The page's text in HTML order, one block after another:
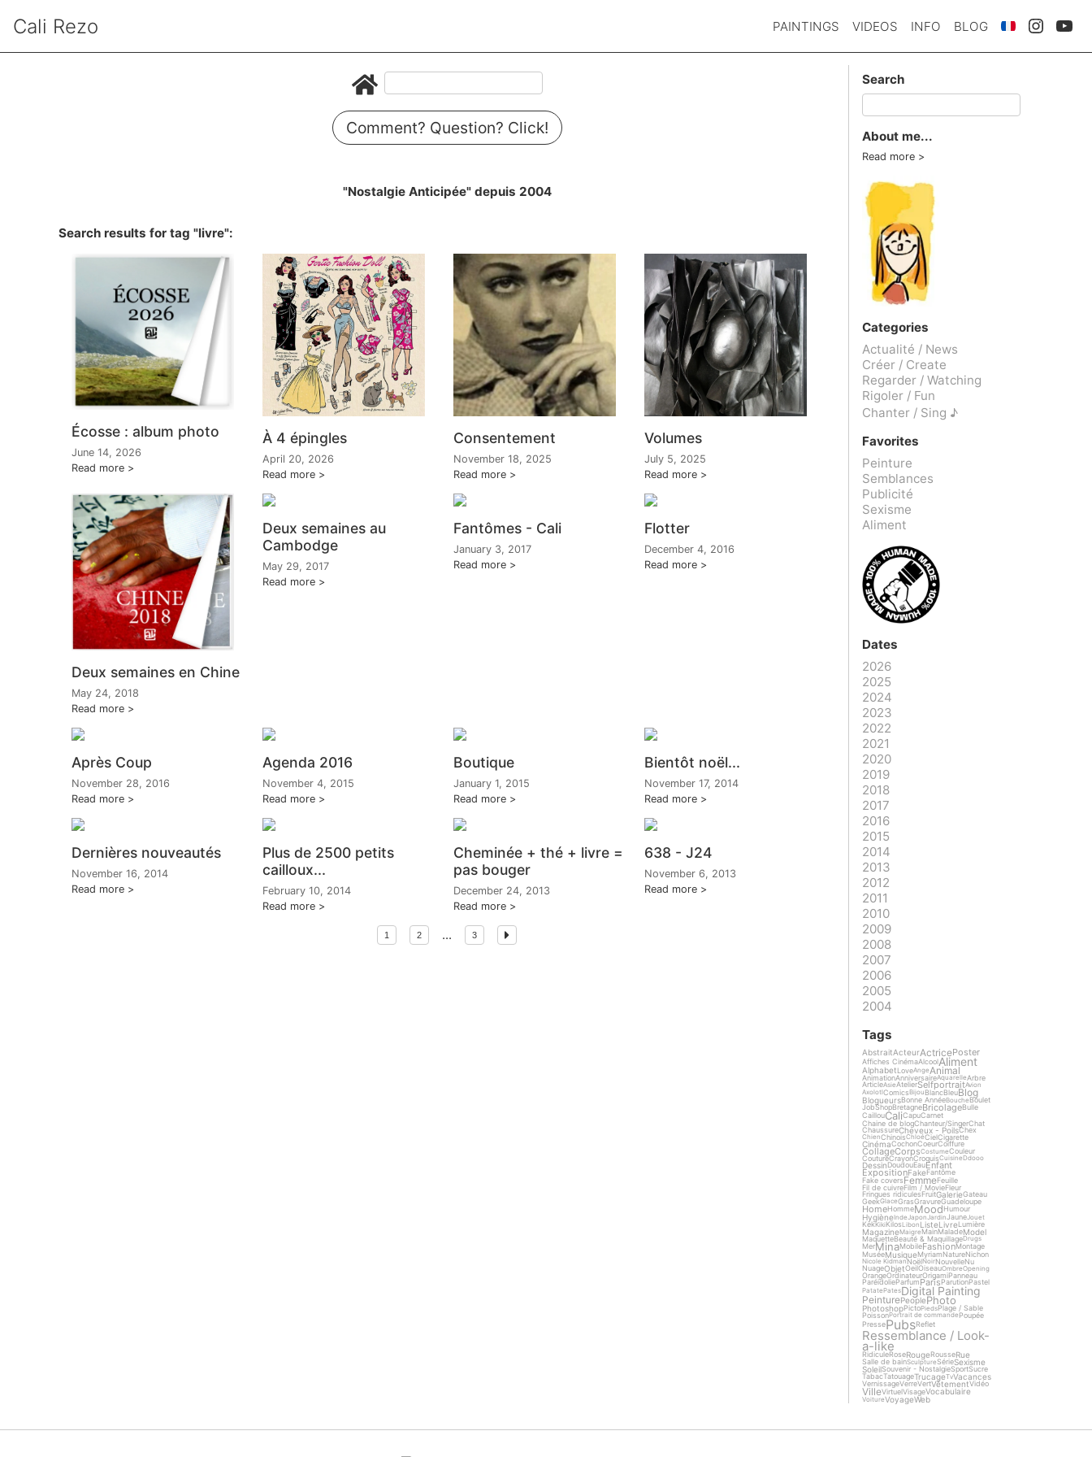
Cali Rezo PAINTINGS VIDEOS INFO BLOG
Comment? Question? Click!
"Nostalgie Anticipée" depuis 2004
Search results for tag "livre":
Écosse : album photo
June 14, 2026
Read more
À 4 épingles
April 20, 2026
Read more
Consentement
November 18, 2025
Read more
Volumes
July 5, 2025
Read more
Deux semaines en Chine
May 24, 2018
Read more
Deux semaines au
Cambodge
May 29, 2017
Read more
Fantômes - Cali
January 3, 2017
Read more
Flotter
December 4, 2016
Read more
Après Coup
November 28, 2016
Read more
Agenda 2016
November 4, 2015
Read more
Boutique
January 1, 2015
Read more
Bientôt noël...
November 17, 2014
Read more
Dernières nouveautés
November 16, 2014
Read more
Plus de 2500 petits
cailloux...
February 10, 2014
Read more
Cheminée + thé + livre =
pas bouger
December 24, 2013
Read more
638 - J24
November 6, 2013
Read more
1 2 ... 3
Search
About me...
Read more
Categories
Actualité / News
Créer / Create
Regarder / Watching
Rigoler / Fun
Chanter / Sing ♪
Favorites
Peinture
Semblances
Publicité
Sexisme
Aliment
Dates
2026
2025
2024
2023
2022
2021
2020
2019
2018
2017
2016
2015
2014
2013
2012
2011
2010
2009
2008
2007
2006
2005
2004
Tags
AbstraitActeurActricePoster
Affiches CinémaAlcoolAliment
AlphabetLoveAnge Animal
AnimationAnniversaireAquarelleArbre
ArticleAsieAtelierSelfportraitAvion
AxolotlComicsBijou BlancBleuBlog
BlogueursBonne AnnéeBouche Boulet
JobShopBretagneBricolageBulle
CaillouCaliCapuCarnet
Chaine de blogChanteur/SingerChat
ChaussureCheveux - PoilsChex
ChienChinoisChloéCielCigarette
CinémaCochonCoeurCoiffure
CollageCorpsCostumeCouleur
CoutureCrayonCroquisCuisineDdooo
DessinDoudouEauEnfant
ExpositionFakeFantôme
Fake coversFemmeFeuille
Fil de cuivreFilm / MovieFleur
Fringues ridiculesFruitGalerieGateau
GeekGlaceGrasGravureGuadeloupe
HomeHommeMoodHumour
HygièneInde Japon JardinJaune Jouet
KekKikiKilosLibon ListeLivreLumière
MagazineMaigre MainMaladeModel
MaquetteBeauté & MaquillageDrugs
MerMinaMobileFashionMontage
MuséeMusiqueMyriamNatureNichon
Nicole KidmanNoëlNoirNouvelleNu
NuageObjetOeilOiseauOmbreOpening
OrangeOrdinateurOrigamiPanneau
ParéidolieParfumParisParutionPastel
PatatePatesDigital Painting
PeinturePeoplePhoto
PhotoshopPictoPiedsPlage / Sable
PoissonPortrait de commande Poupée
PressePubsReflet
Ressemblance / Look-
a-like
RidiculeRoseRougeRousseRue
Salle de bainSculptureSérieSexisme
SoleilSouvenir - NostalgieSportSucre
TabacTatouageTrucageTvVacances
VernissageVerreVertVêtementVidéo
VilleVirtuelVisageVocabulaire
VoitureVoyageWeb